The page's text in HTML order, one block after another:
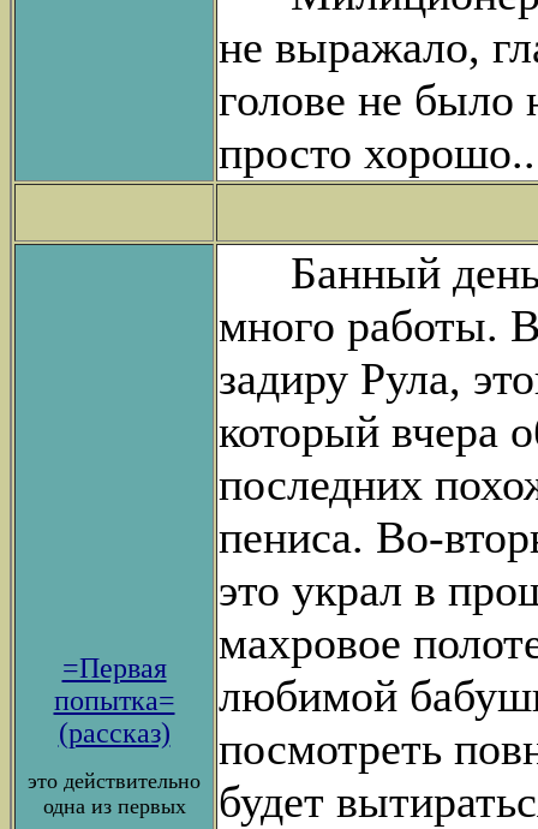
не выражало,
голове не
просто
=Первая
попытка=
(рассказ)
это действительно
одна из первых
Банный день
много работы.
задиру Рула,
который вчера
последних
пениса. Во-
это украл в
махровое
любимой
посмотреть
будет